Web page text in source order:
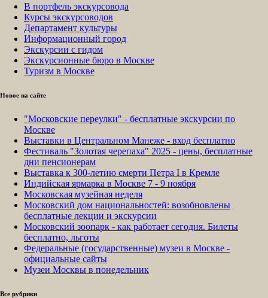
В портфель экскурсовода
Курсы экскурсоводов
Департамент культуры
Информационный город
Экскурсии с гидом
Экскурсионные бюро в Москве
Туризм в Москве
Новое на сайте
"Московские переулки" - бесплатные экскурсии по
Москве
Выставки в Центральном Манеже - вход бесплатно
Фестиваль "Золотая черепаха" 2025 - цены, бесплатные
дни пенсионерам
Выставка к 300-летию смерти Петра I в Кремле
Индийская ярмарка в Москве 7 - 9 ноября
Московская музейная неделя
Московский дом национальностей: возобновлены
бесплатные лекции и экскурсии
Московский зоопарк - как работает сегодня. Билеты
бесплатно, льготы
Федеральные (государственные) музеи в Москве -
официальные сайты
Музеи Москвы в понедельник
Все рубрики